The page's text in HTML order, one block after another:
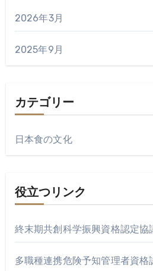
2026年3月
2025年9月
カテゴリー
日本食の文化
役立つリンク
終末期共創科学振興資格認定協
多職種連携危険予知管理者資格